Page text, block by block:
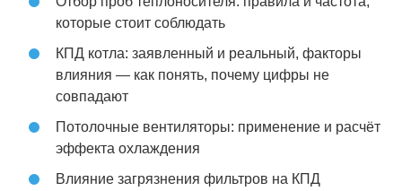
которые стоит соблюдать
КПД котла: заявленный и реальный, факторы
влияния — как понять, почему цифры не
совпадают
Потолочные вентиляторы: применение и расчёт
эффекта охлаждения
Влияние загрязнения фильтров на КПД